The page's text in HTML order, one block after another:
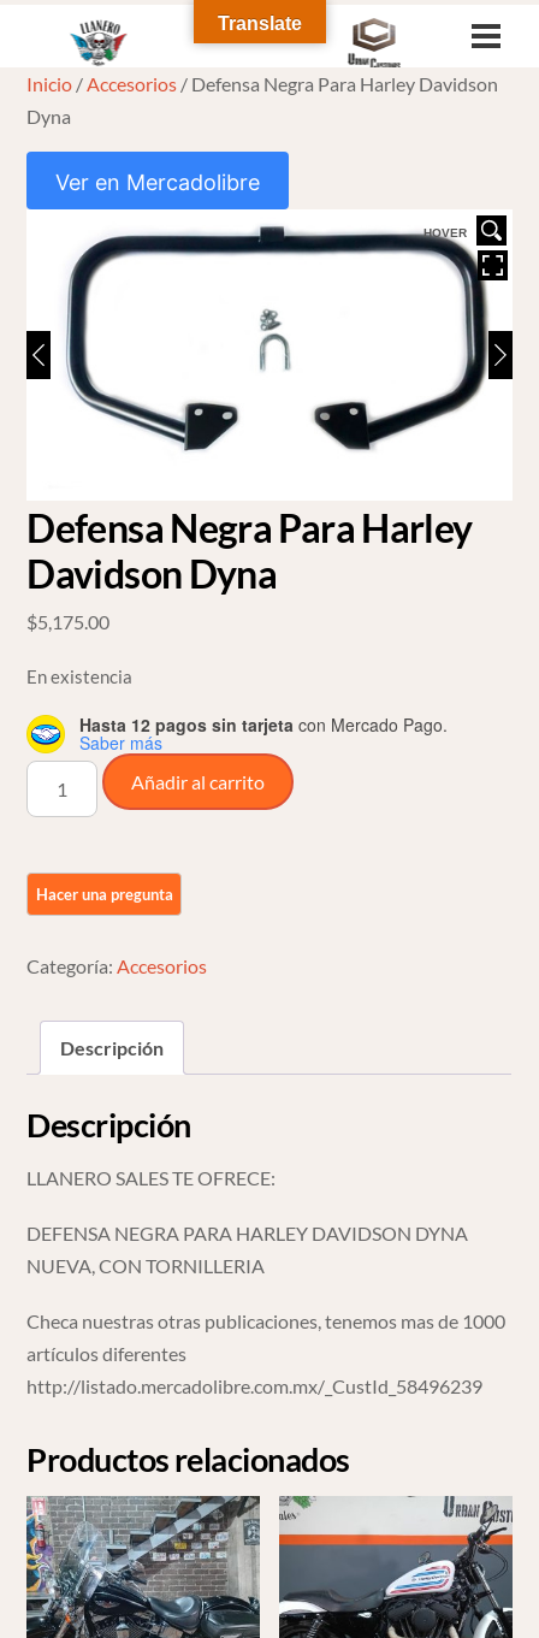
content
Inicio /Accesorios / Defensa Negra Para Harley Davidson
Dyna
Ver en Mercadolibre
HOVER
Defensa Negra Para Harley
Davidson Dyna
$5,175.00
En existencia
Hasta 12 pagos sin tarjeta con Mercado Pago.
Saber más
Defensa
Negra
Davidson
cantidad
Añadir al carrito
Categoría:Accesorios
Descripción
Descripción
LLANERO SALES TE OFRECE:
DEFENSA NEGRA PARA HARLEY DAVIDSON DYNA
NUEVA, CON TORNILLERIA
Checa nuestras otras publicaciones, tenemos mas de 1000
artículos diferentes
http://listado.mercadolibre.com.mx/_CustId_58496239
Productos relacionados
Translate